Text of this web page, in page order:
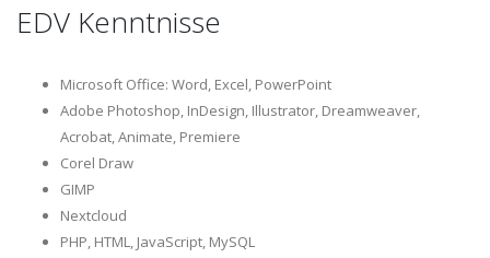
EDV Kenntnisse
Microsoft Office: Word, Excel, PowerPoint
Adobe Photoshop, InDesign, Illustrator, Dreamweaver,
Acrobat, Animate, Premiere
Corel Draw
GIMP
Nextcloud
PHP, HTML, JavaScript, MySQL